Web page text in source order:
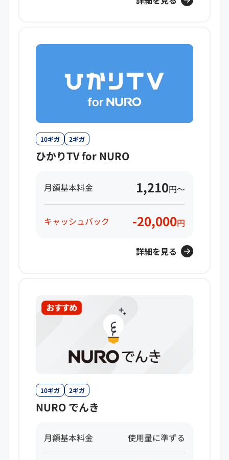
10ギガ 2ギガ
ひかりTV for NURO
月額基本料金 1,210円～
キャッシュバック -20,000円
詳細を見る
10ギガ 2ギガ
NURO でんき
月額基本料金 使用量に準ずる